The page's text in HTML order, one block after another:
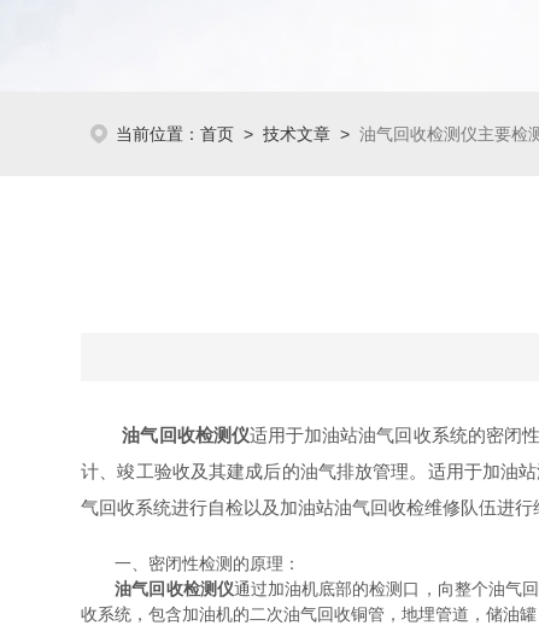
当前位置： 首页 > 技术文章 > 油气回收检测仪主要检
油气回收检测仪适用于加油站油气回收系统的密闭
计、竣工验收及其建成后的油气排放管理。适用于加油
气回收系统进行自检以及加油站油气回收检维修队伍进行
一、密闭性检测的原理：
油气回收检测仪通过加油机底部的检测口，向整个油气
收系统，包含加油机的二次油气回收铜管，地埋管道，储油